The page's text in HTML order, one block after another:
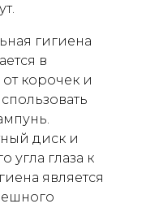
гигиена
в
корочек и
диск и
угла глаза к
является